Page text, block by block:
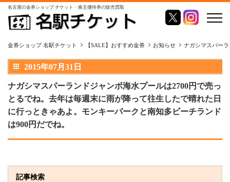
名古屋の金券ショップ チケット・株主優待券の販売買取
金券ショップ 名駅チケット 【SALE】おすすめ金券 お知らせ ナガシマスパー
2015年07月31日
ナガシマスパーランドジャンボ海水プールは2700円で売っ
とるでね。去年は毎週末に雨が降って往生したで晴れた日
に行っときゃあよ。モンキーパークと南知多ビーチランド
は900円だでね。
記事検索